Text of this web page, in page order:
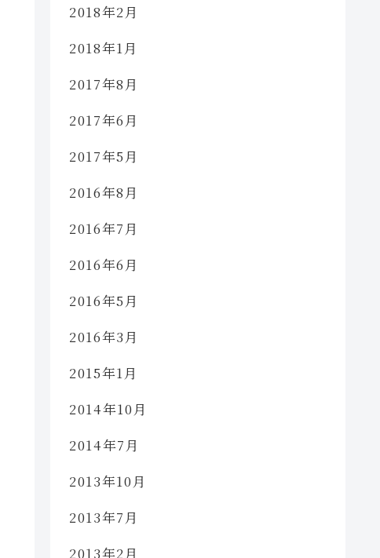
2018年2月
2018年1月
2017年8月
2017年6月
2017年5月
2016年8月
2016年7月
2016年6月
2016年5月
2016年3月
2015年1月
2014年10月
2014年7月
2013年10月
2013年7月
2013年2月